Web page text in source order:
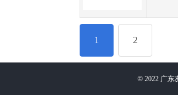
1 2
© 2022 广东